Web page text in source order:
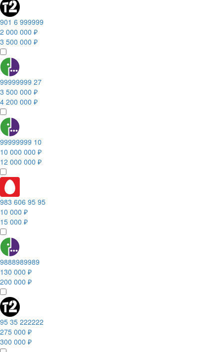
901 6 999999
2 000 000 ₽
3 500 000 ₽
99999999 27
3 500 000 ₽
4 200 000 ₽
99999999 10
10 000 000 ₽
12 000 000 ₽
983 606 95 95
10 000 ₽
15 000 ₽
9888989989
130 000 ₽
200 000 ₽
95 35 222222
275 000 ₽
300 000 ₽